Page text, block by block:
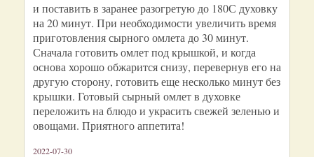
и поставить в заранее разогретую до 180С духовку
на 20 минут. При необходимости увеличить время
приготовления сырного омлета до 30 минут.
Сначала готовить омлет под крышкой, и когда
основа хорошо обжарится снизу, перевернув его на
другую сторону, готовить еще несколько минут без
крышки. Готовый сырный омлет в духовке
переложить на блюдо и украсить свежей зеленью и
овощами. Приятного аппетита!
2022-07-30